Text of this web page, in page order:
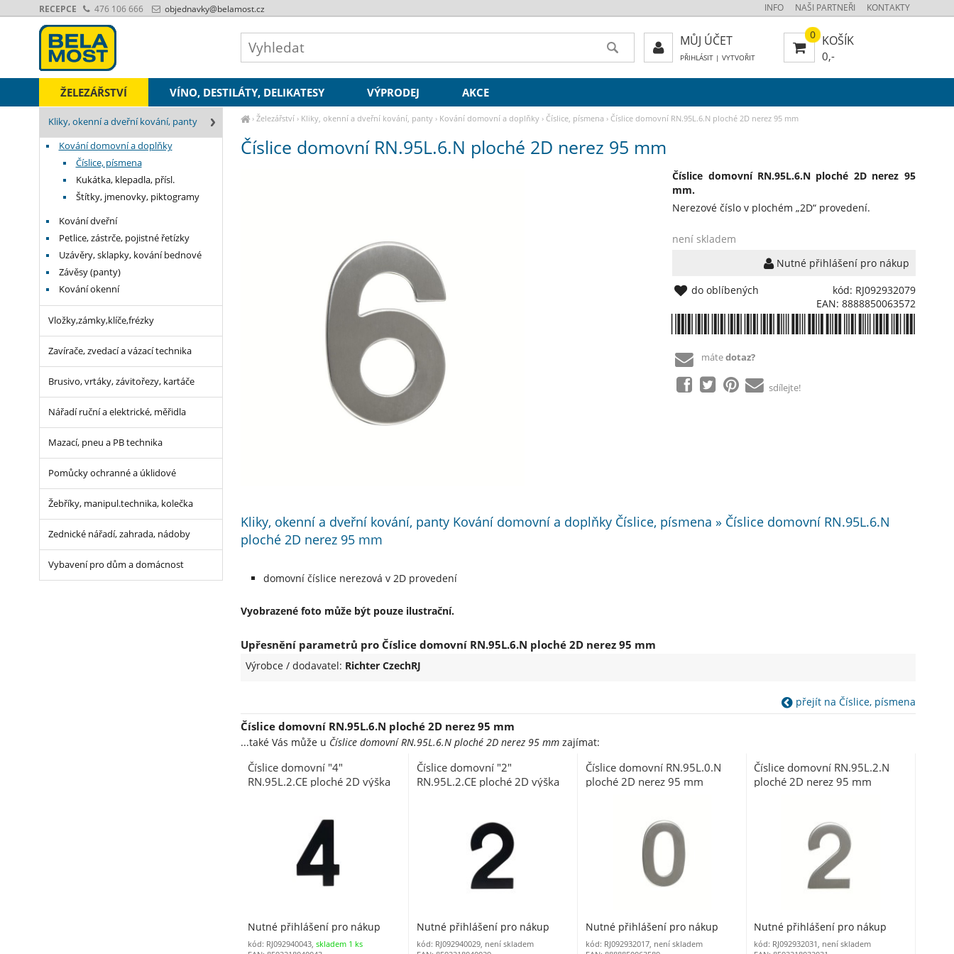
› Železářství› Kliky, okenní a dveřní kování, panty› Kování domovní a doplňky› Číslice, písmena › Číslice domovní RN.95L.6.N ploché 2D nerez 95 mm
Číslice domovní RN.95L.6.N ploché 2D nerez 95 mm
Číslice domovní RN.95L.6.N ploché 2D nerez 95
mm.
Nerezové číslo v plochém „2D“ provedení.
není skladem
Nutné přihlášení pro nákup
kód: RJ092932079
EAN: 8888850063572
do oblíbených
mátedotaz?
sdílejte!
Kliky, okenní a dveřní kování, panty Kování domovní a doplňky Číslice, písmena » Číslice domovní RN.95L.6.N
ploché 2D nerez 95 mm
domovní číslice nerezová v 2D provedení
Vyobrazené foto může být pouze ilustrační.
Upřesnění parametrů pro Číslice domovní RN.95L.6.N ploché 2D nerez 95 mm
Výrobce / dodavatel: Richter CzechRJ
přejít na Číslice, písmena
Číslice domovní RN.95L.6.N ploché 2D nerez 95 mm
...také Vás může u Číslice domovní RN.95L.6.N ploché 2D nerez 95 mmzajímat:
Číslice domovní "4"
RN.95L.2.CE ploché 2D výška
Nutné přihlášení pro nákup
kód: RJ092940043,skladem 1 ks
Číslice domovní "2"
RN.95L.2.CE ploché 2D výška
Nutné přihlášení pro nákup
kód: RJ092940029, není skladem
Číslice domovní RN.95L.0.N
ploché 2D nerez 95 mm
Nutné přihlášení pro nákup
kód: RJ092932017, není skladem
Číslice domovní RN.95L.2.N
ploché 2D nerez 95 mm
Nutné přihlášení pro nákup
kód: RJ092932031, není skladem
Kliky, okenní a dveřní kování, panty
Kování domovní a doplňky
Číslice, písmena
Kukátka, klepadla, přísl.
Štítky, jmenovky, piktogramy
Kování dveřní
Petlice, zástrče, pojistné řetízky
Uzávěry, sklapky, kování bednové
Závěsy (panty)
Kování okenní
Vložky,zámky,klíče,frézky
Zavírače, zvedací a vázací technika
Brusivo, vrtáky, závitořezy, kartáče
Nářadí ruční a elektrické, měřidla
Mazací, pneu a PB technika
Pomůcky ochranné a úklidové
Žebříky, manipul.technika, kolečka
Zednické nářadí, zahrada, nádoby
Vybavení pro dům a domácnost
ŽELEZÁŘSTVÍ VÍNO, DESTILÁTY, DELIKATESY VÝPRODEJ AKCE
INFO NAŠI PARTNEŘI KONTAKTY
RECEPCE 476 106 666 objednavky@belamost.cz
0 KOŠÍK
0,-
MŮJ ÚČET
PŘIHLÁSIT| VYTVOŘIT